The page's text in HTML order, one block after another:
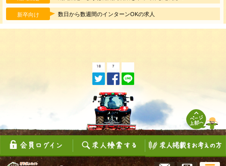
新卒向け 数日から数週間のインターンOKの求人